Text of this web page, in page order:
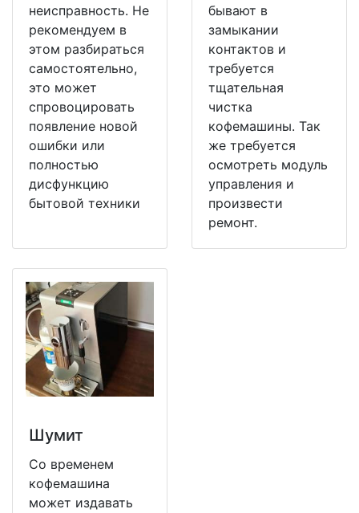
неисправность. Не
рекомендуем в
этом разбираться
самостоятельно,
это может
спровоцировать
появление новой
ошибки или
полностью
дисфункцию
бытовой техники
бывают в
замыкании
контактов и
требуется
тщательная
чистка
кофемашины. Так
же требуется
осмотреть модуль
управления и
произвести
ремонт.
Шумит
Со временем
кофемашина
может издавать